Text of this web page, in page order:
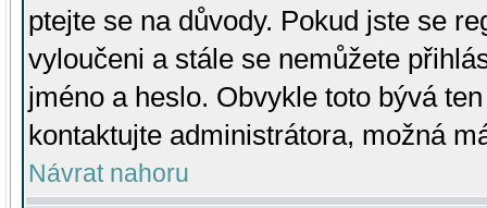
ptejte se na důvody. Pokud jste se
vyloučeni a stále se nemůžete
jméno a heslo. Obvykle toto bývá
kontaktujte administrátora, možná
Návrat nahoru